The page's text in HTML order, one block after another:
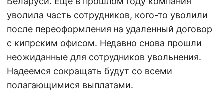
уволила часть сотрудников, кого-то уволили
после переоформления на удаленный договор
с кипрским офисом. Недавно снова прошли
неожиданные для сотрудников увольнения.
Надеемся сокращать будут со всеми
полагающимися выплатами.